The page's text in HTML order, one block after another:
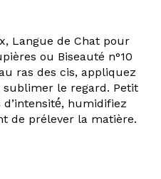
Langue de Chat pour
ou Biseauté n°10
ras des cis, appliquez
sublimer le regard. Petit
humidifiez
de prélever la matière.